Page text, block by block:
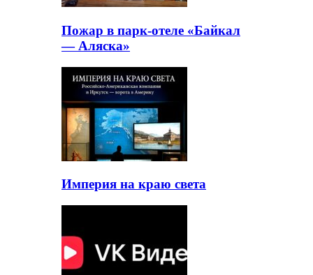
Пожар в парк-отеле «Байкал
— Аляска»
Империя на краю света